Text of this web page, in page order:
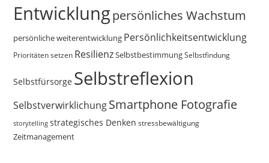
Entwicklungpersönliches Wachstum
persönliche weiterentwicklung Persönlichkeitsentwicklung
Prioritäten setzen ResilienzSelbstbestimmung Selbstfindung
Selbstfürsorge Selbstreflexion
SelbstverwirklichungSmartphone Fotografie
storytelling strategisches Denken stressbewältigung
Zeitmanagement